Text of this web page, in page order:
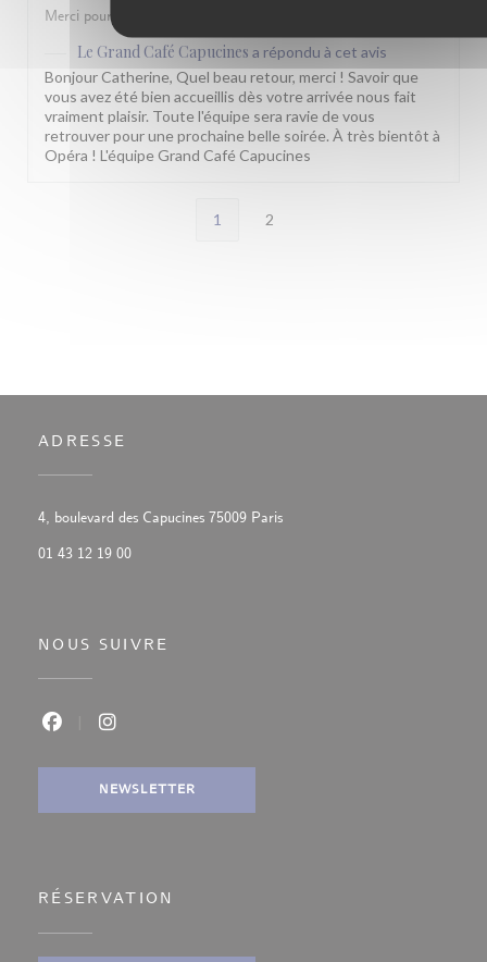
Merci pour cette très belle fin de soirée.
Le Grand Café Capucines a répondu à cet avis
Bonjour Catherine, Quel beau retour, merci ! Savoir que
vous avez été bien accueillis dès votre arrivée nous fait
vraiment plaisir. Toute l'équipe sera ravie de vous
retrouver pour une prochaine belle soirée. À très bientôt à
Opéra ! L'équipe Grand Café Capucines
1 2
ADRESSE
4, boulevard des Capucines 75009 Paris((ouvre une nouvelle fenêtre))
01 43 12 19 00
NOUS SUIVRE
Facebook ((ouvre une nouvelle fenêtre))
NEWSLETTER
RÉSERVATION